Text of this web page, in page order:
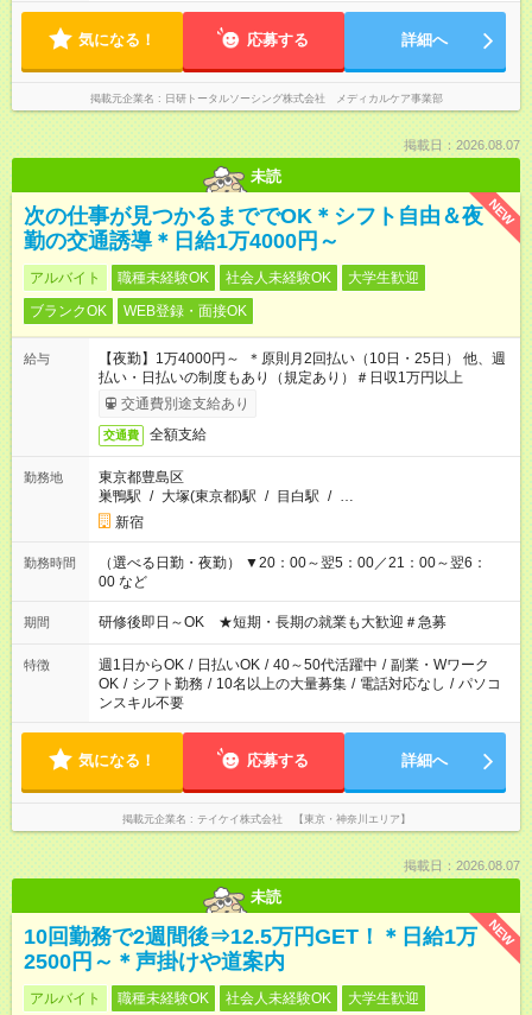
気になる！ 応募する 詳細へ
掲載元企業名 日研トータルソーシング株式会社 メディカルケア事業部
掲載日：2026.08.07
未読
NEW
次の仕事が見つかるまででOK＊シフト自由＆夜
勤の交通誘導＊日給1万4000円～
アルバイト 職種未経験OK 社会人未経験OK
大学生歓迎
ブランクOK
WEB登録・面接OK
給与
【夜勤】1万4000円～ ＊原則月2回払い（10日・25日） 他、週
払い・日払いの制度もあり（規定あり）＃日収1万円以上
交通費別途支給あり
交通費 全額支給
勤務地
東京都豊島区
巣鴨駅 / 大塚(東京都)駅 / 目白駅 / …
新宿
勤務時間
（選べる日勤・夜勤） ▼20：00～翌5：00／21：00～翌6：
00 など
期間 研修後即日～OK ★短期・長期の就業も大歓迎＃急募
特徴 週1日からOK / 日払いOK / 40～50代活躍中 / 副業・Wワーク
OK / シフト勤務 / 10名以上の大量募集 / 電話対応なし / パソコ
ンスキル不要
気になる！ 応募する 詳細へ
掲載元企業名 テイケイ株式会社 【東京・神奈川エリア】
掲載日：2026.08.07
未読
NEW
10回勤務で2週間後⇒12.5万円GET！＊日給1万
2500円～＊声掛けや道案内
アルバイト 職種未経験OK 社会人未経験OK 大学生歓迎